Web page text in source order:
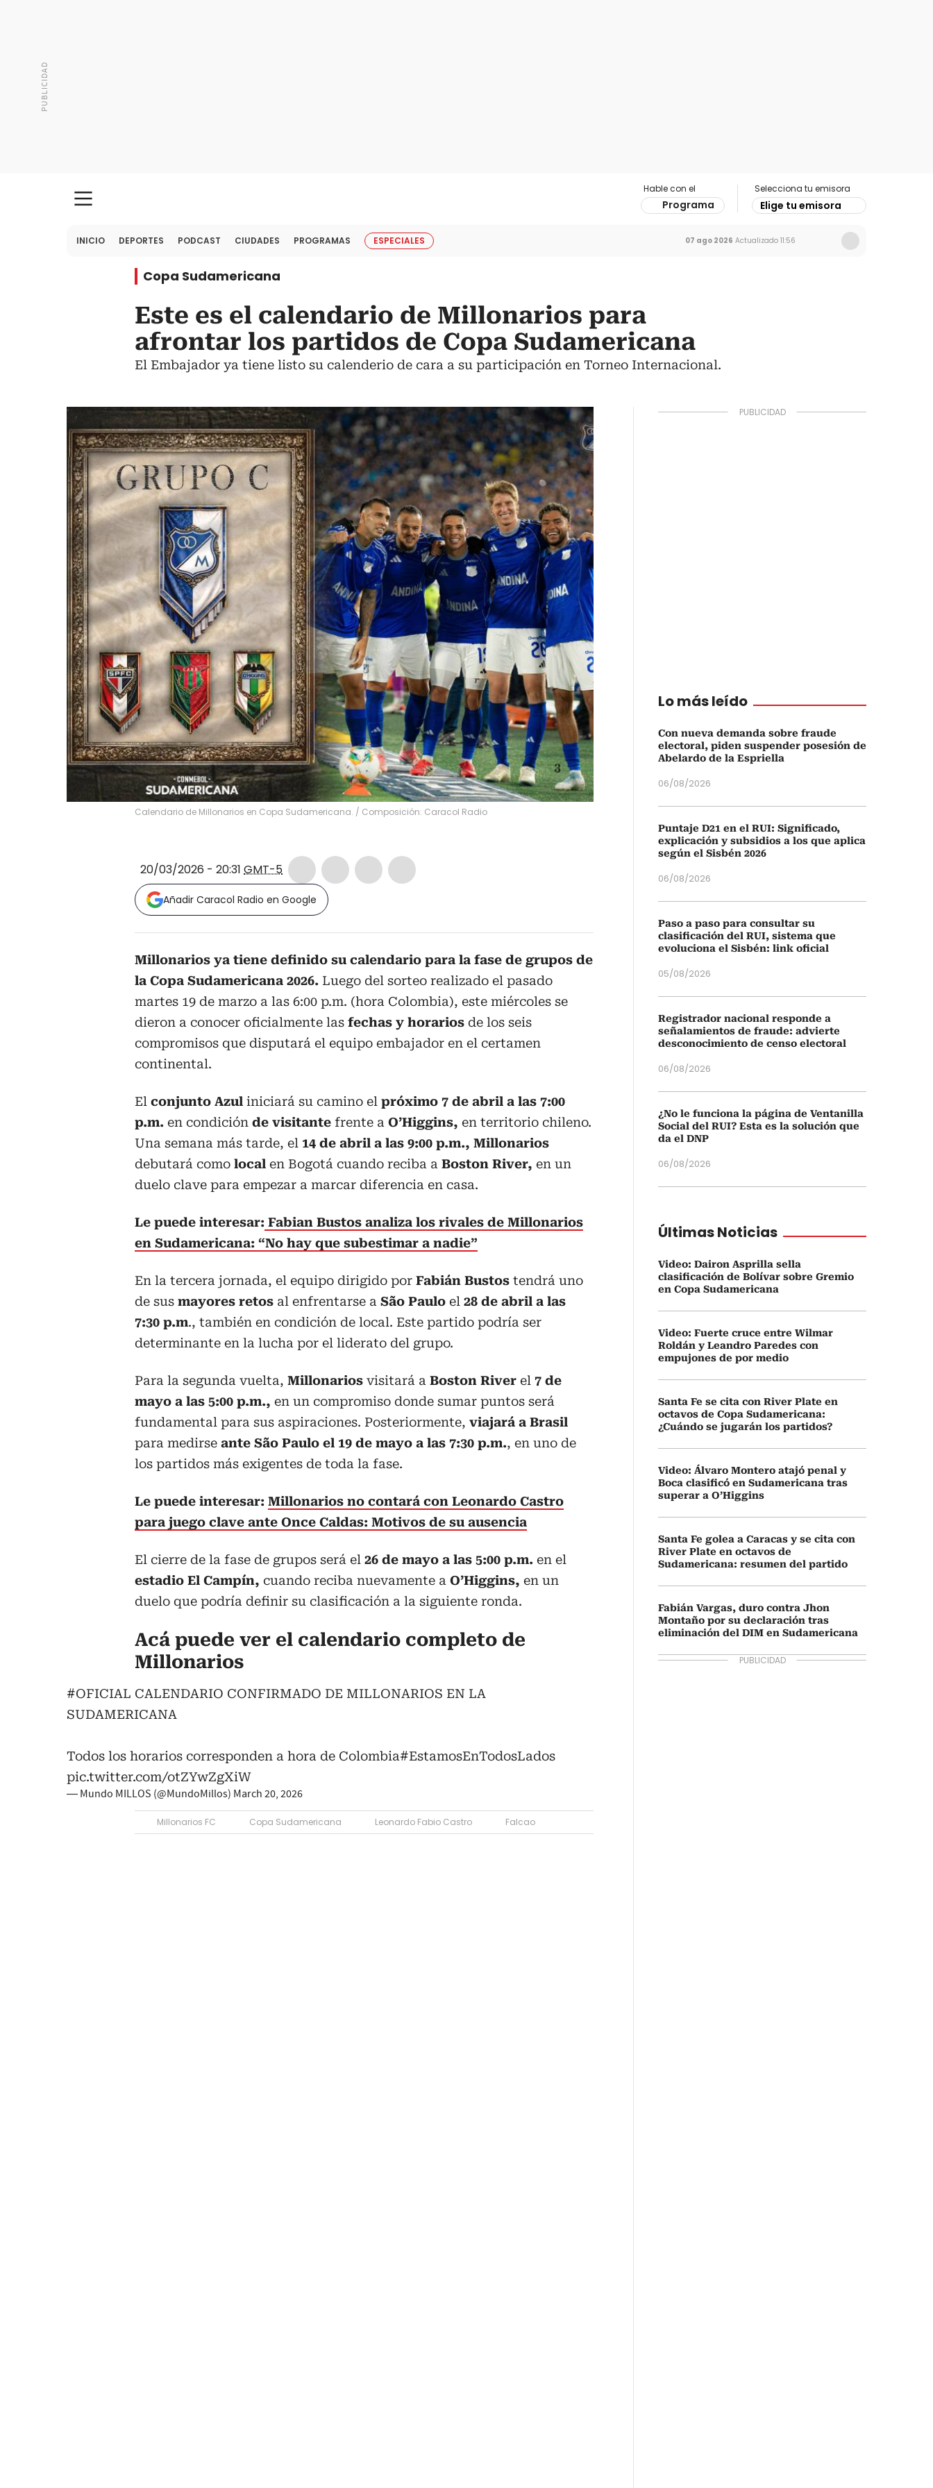
Hable con el
Programa
Selecciona tu emisora
Elige tu emisora
INICIO DEPORTES PODCAST CIUDADES PROGRAMAS ESPECIALES 07 ago 2026 Actualizado 11:56
Copa Sudamericana
Este es el calendario de Millonarios para
afrontar los partidos de Copa Sudamericana
El Embajador ya tiene listo su calenderio de cara a su participación en Torneo Internacional.
Calendario de Millonarios en Copa Sudamericana. / Composición: Caracol Radio
20/03/2026 - 20:31 GMT-5
Añadir Caracol Radio en Google
Millonarios ya tiene definido su calendario para la fase de grupos de
la Copa Sudamericana 2026. Luego del sorteo realizado el pasado
martes 19 de marzo a las 6:00 p.m. (hora Colombia), este miércoles se
dieron a conocer oficialmente las fechas y horarios de los seis
compromisos que disputará el equipo embajador en el certamen
continental.
El conjunto Azul iniciará su camino el próximo 7 de abril a las 7:00
p.m. en condición de visitante frente a O’Higgins, en territorio chileno.
Una semana más tarde, el 14 de abril a las 9:00 p.m., Millonarios
debutará como local en Bogotá cuando reciba a Boston River, en un
duelo clave para empezar a marcar diferencia en casa.
Le puede interesar: Fabian Bustos analiza los rivales de Millonarios
en Sudamericana: “No hay que subestimar a nadie”
En la tercera jornada, el equipo dirigido por Fabián Bustos tendrá uno
de sus mayores retos al enfrentarse a São Paulo el 28 de abril a las
7:30 p.m., también en condición de local. Este partido podría ser
determinante en la lucha por el liderato del grupo.
Para la segunda vuelta, Millonarios visitará a Boston River el 7 de
mayo a las 5:00 p.m., en un compromiso donde sumar puntos será
fundamental para sus aspiraciones. Posteriormente, viajará a Brasil
para medirse ante São Paulo el 19 de mayo a las 7:30 p.m., en uno de
los partidos más exigentes de toda la fase.
Le puede interesar: Millonarios no contará con Leonardo Castro
para juego clave ante Once Caldas: Motivos de su ausencia
El cierre de la fase de grupos será el 26 de mayo a las 5:00 p.m. en el
estadio El Campín, cuando reciba nuevamente a O’Higgins, en un
duelo que podría definir su clasificación a la siguiente ronda.
Acá puede ver el calendario completo de
Millonarios
#OFICIAL CALENDARIO CONFIRMADO DE MILLONARIOS EN LA
SUDAMERICANA
Todos los horarios corresponden a hora de Colombia#EstamosEnTodosLados
pic.twitter.com/otZYwZgXiW
— Mundo MILLOS (@MundoMillos) March 20, 2026
Millonarios FC Copa Sudamericana Leonardo Fabio Castro Falcao
Lo más leído
Con nueva demanda sobre fraude
electoral, piden suspender posesión de
Abelardo de la Espriella
06/08/2026
Puntaje D21 en el RUI: Significado,
explicación y subsidios a los que aplica
según el Sisbén 2026
06/08/2026
Paso a paso para consultar su
clasificación del RUI, sistema que
evoluciona el Sisbén: link oficial
05/08/2026
Registrador nacional responde a
señalamientos de fraude: advierte
desconocimiento de censo electoral
06/08/2026
¿No le funciona la página de Ventanilla
Social del RUI? Esta es la solución que
da el DNP
06/08/2026
Últimas Noticias
Video: Dairon Asprilla sella
clasificación de Bolívar sobre Gremio
en Copa Sudamericana
Video: Fuerte cruce entre Wilmar
Roldán y Leandro Paredes con
empujones de por medio
Santa Fe se cita con River Plate en
octavos de Copa Sudamericana:
¿Cuándo se jugarán los partidos?
Video: Álvaro Montero atajó penal y
Boca clasificó en Sudamericana tras
superar a O’Higgins
Santa Fe golea a Caracas y se cita con
River Plate en octavos de
Sudamericana: resumen del partido
Fabián Vargas, duro contra Jhon
Montaño por su declaración tras
eliminación del DIM en Sudamericana